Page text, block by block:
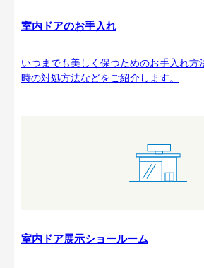
室内ドアのお手入れ
いつまでも美しく保つためのお手入れ方
時の対処方法などをご紹介します。
室内ドア展示ショールーム